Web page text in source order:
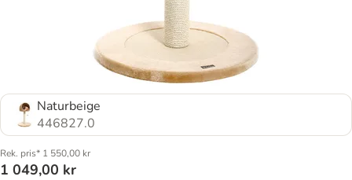
Naturbeige
446827.0
Rek. pris* 1 550,00 kr
1 049,00 kr